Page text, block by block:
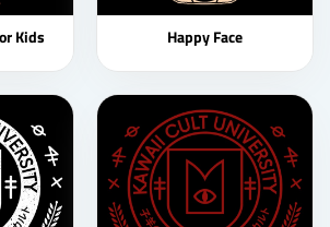
Kids Happy Face